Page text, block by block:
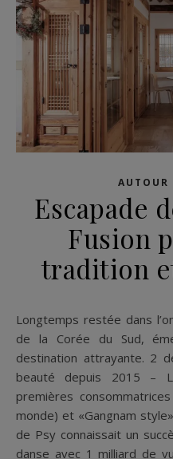
AUTOUR
Escapade
Fusion
tradition
Longtemps restée dans l’ombre de Tokyo, Séoul capitale
de la Corée du Sud,
destination attrayante. 2
beauté depuis 2015 –
premières
monde) et «Gangnam
de Psy connaissait un
danse avec 1 milliard de